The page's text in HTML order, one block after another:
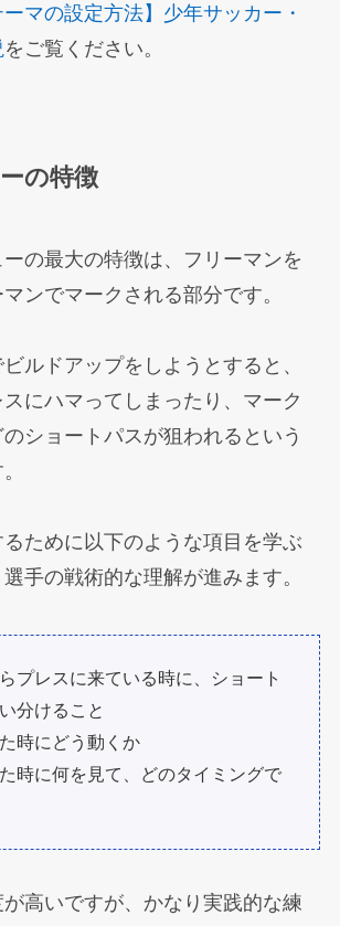
ーマの設定方法】少年サッカー・
をご覧ください。
の特徴
の最大の特徴は、フリーマンを
ンでマークされる部分です。
ルドアップをしようとすると、
にハマってしまったり、マーク
ショートパスが狙われるという
ために以下のような項目を学ぶ
手の戦術的な理解が進みます。
プレスに来ている時に、ショート
分けること
時にどう動くか
時に何を見て、どのタイミングで
高いですが、かなり実践的な練